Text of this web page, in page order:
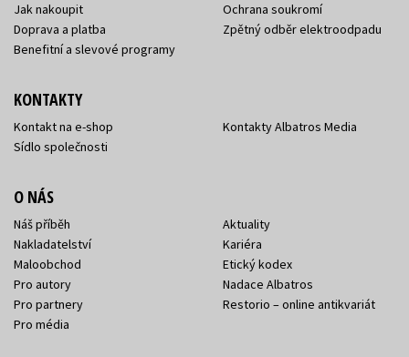
Jak nakoupit
Doprava a platba
Benefitní a slevové programy
Ochrana soukromí
Zpětný odběr elektroodpadu
KONTAKTY
Kontakt na e-shop
Sídlo společnosti
Kontakty Albatros Media
O NÁS
Náš příběh
Nakladatelství
Maloobchod
Pro autory
Pro partnery
Pro média
Aktuality
Kariéra
Etický kodex
Nadace Albatros
Restorio – online antikvariát